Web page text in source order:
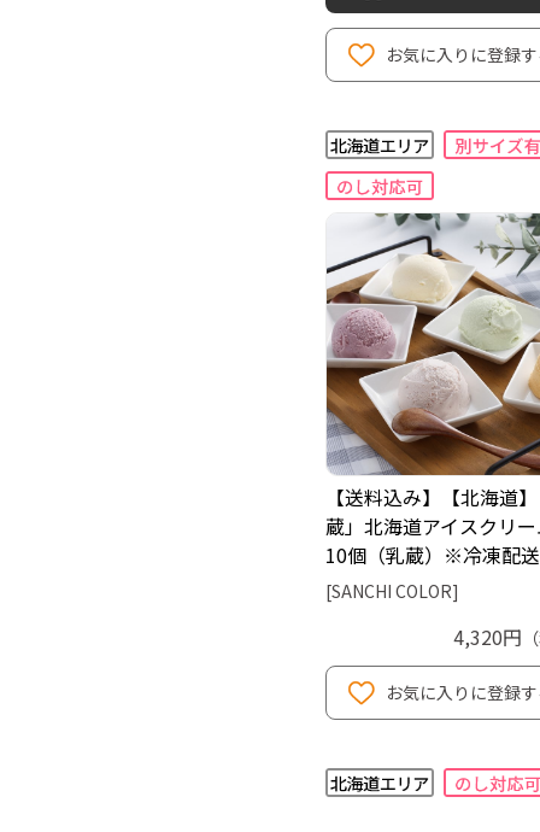
お気に入りに登録
【送料込み】【北海道
蔵」北海道アイスクリ
10個（乳蔵）※冷凍配
[SANCHI COLOR]
4,320円
お気に入りに登録